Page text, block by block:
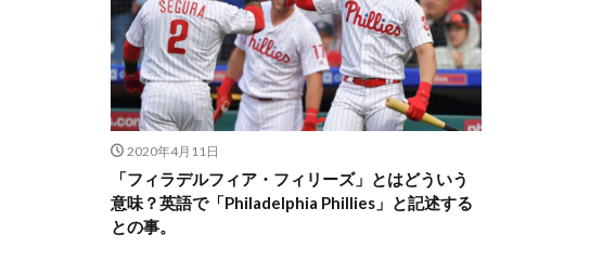
2020年4月11日
「フィラデルフィア・フィリーズ」とはどういう
意味？英語で「Philadelphia Phillies」と記述する
との事。